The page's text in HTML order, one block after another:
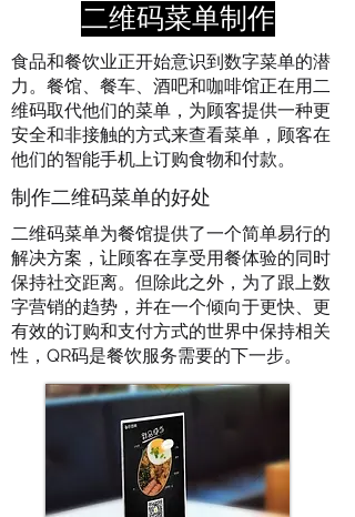
二维码菜单制作
食品和餐饮业正开始意识到数字菜单的潜
力。餐馆、餐车、酒吧和咖啡馆正在用二
维码取代他们的菜单，为顾客提供一种更
安全和非接触的方式来查看菜单，顾客在
他们的智能手机上订购食物和付款。
制作二维码菜单的好处
二维码菜单为餐馆提供了一个简单易行的
解决方案，让顾客在享受用餐体验的同时
保持社交距离。但除此之外，为了跟上数
字营销的趋势，并在一个倾向于更快、更
有效的订购和支付方式的世界中保持相关
性，QR码是餐饮服务需要的下一步。